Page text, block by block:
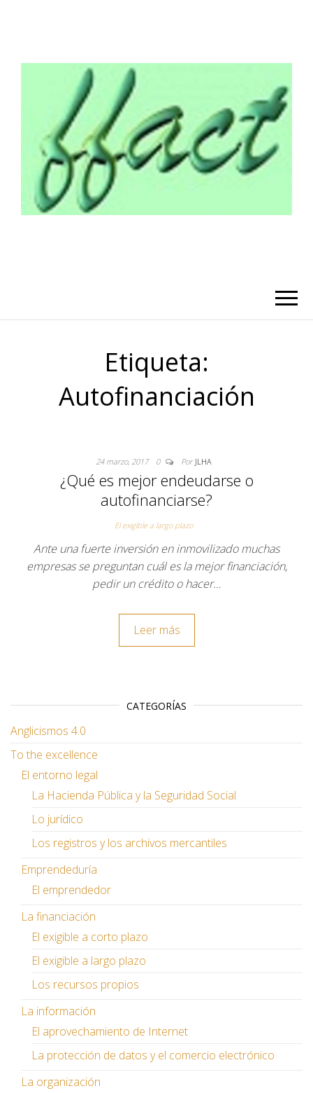
Etiqueta:
Autofinanciación
24 marzo, 2017 0 Por JLHA
¿Qué es mejor endeudarse o
autofinanciarse?
El exigible a largo plazo
Ante una fuerte inversión en inmovilizado muchas
empresas se preguntan cuál es la mejor financiación,
pedir un crédito o hacer…
Leer más
CATEGORÍAS
Anglicismos 4.0
To the excellence
El entorno legal
La Hacienda Pública y la Seguridad Social
Lo jurídico
Los registros y los archivos mercantiles
Emprendeduría
El emprendedor
La financiación
El exigible a corto plazo
El exigible a largo plazo
Los recursos propios
La información
El aprovechamiento de Internet
La protección de datos y el comercio electrónico
La organización